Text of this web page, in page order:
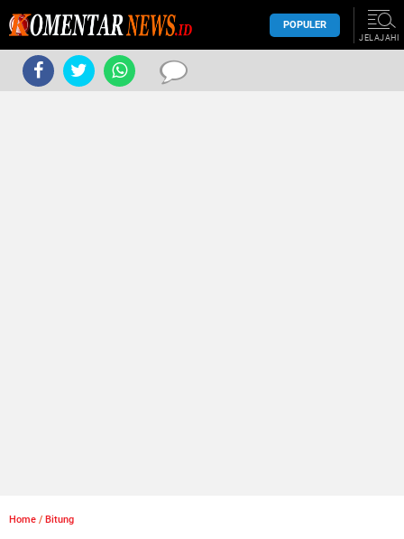
POPULER
JELAJAHI
Home / Bitung